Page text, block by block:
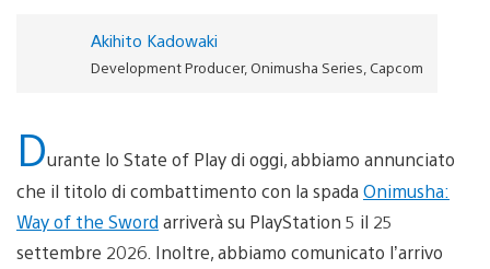
Akihito Kadowaki
Development Producer, Onimusha Series, Capcom
Durante lo State of Play di oggi, abbiamo annunciato
che il titolo di combattimento con la spada Onimusha:
Way of the Sword arriverà su PlayStation 5 il 25
settembre 2026. Inoltre, abbiamo comunicato l’arrivo